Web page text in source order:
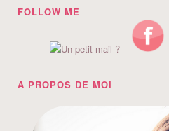
FOLLOW ME
A PROPOS DE MOI